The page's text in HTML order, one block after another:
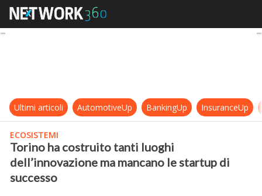
Torino ha costruito tanti luoghi
Ultimi articoli AutomotiveUp BankingUp InsuranceUp
ECOSISTEMI
Torino ha costruito tanti luoghi
dell’innovazione ma mancano le startup di
successo